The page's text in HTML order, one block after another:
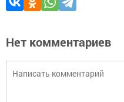
Нет комментариев